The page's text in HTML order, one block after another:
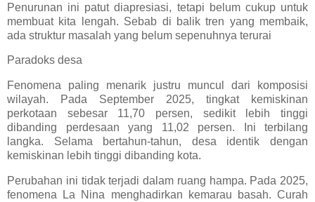
Penurunan ini patut diapresiasi, tetapi belum cukup untuk
membuat kita lengah. Sebab di balik tren yang membaik,
ada struktur masalah yang belum sepenuhnya terurai
Paradoks desa
Fenomena paling menarik justru muncul dari komposisi
wilayah. Pada September 2025, tingkat kemiskinan
perkotaan sebesar 11,70 persen, sedikit lebih tinggi
dibanding perdesaan yang 11,02 persen. Ini terbilang
langka. Selama bertahun-tahun, desa identik dengan
kemiskinan lebih tinggi dibanding kota.
Perubahan ini tidak terjadi dalam ruang hampa. Pada 2025,
fenomena La Nina menghadirkan kemarau basah. Curah